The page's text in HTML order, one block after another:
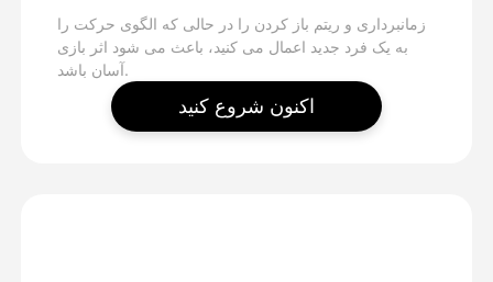
زمانبرداری و ریتم باز کردن را در حالی که الگوی حرکت را
به یک فرد جدید اعمال می کنید، باعث می شود اثر بازی
آسان باشد.
اکنون شروع کنید